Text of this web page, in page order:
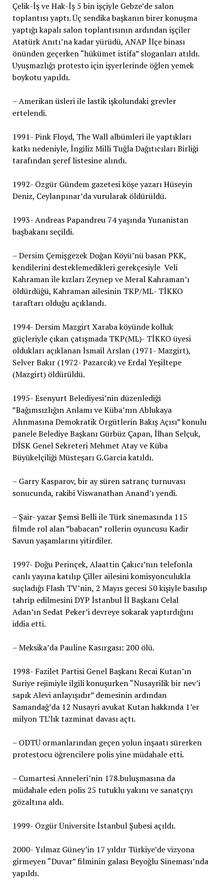
Çelik-İş ve Hak-İş 5 bin işçiyle Gebze’de salon
toplantısı yaptı. Üç sendika başkanın birer konuşma
yaptığı kapalı salon toplantısının ardından işçiler
Atatürk Anıtı’na kadar yürüdü, ANAP İlçe binası
önünden geçerken “hükümet istifa” sloganları atıldı.
Uyuşmazlığı protesto için işyerlerinde öğlen yemek
boykotu yapıldı.
– Amerikan üsleri ile lastik işkolundaki grevler
ertelendi.
1991- Pink Floyd, The Wall albümleri ile yaptıkları
katkı nedeniyle, İngiliz Milli Tuğla Dağıtıcıları Birliği
tarafından şeref listesine alındı.
1992- Özgür Gündem gazetesi köşe yazarı Hüseyin
Deniz, Ceylanpınar’da vurularak öldürüldü.
1993- Andreas Papandreu 74 yaşında Yunanistan
başbakanı seçildi.
– Dersim Çemişgezek Doğan Köyü’nü basan PKK,
kendilerini desteklemedikleri gerekçesiyle Veli
Kahraman ile kızları Zeynep ve Meral Kahraman’ı
öldürdüğü, Kahraman ailesinin TKP/ML- TİKKO
taraftarı olduğu açıklandı.
1994- Dersim Mazgirt Xaraba köyünde kolluk
güçleriyle çıkan çatışmada TKP(ML)- TİKKO üyesi
oldukları açıklanan İsmail Arslan (1971- Mazgirt),
Selver Bakır (1972- Pazarcık) ve Erdal Yeşiltepe
(Mazgirt) öldürüldü.
1995- Esenyurt Belediyesi’nin düzenlediği
”Bağımsızlığın Anlamı ve Küba’nın Ablukaya
Alınmasına Demokratik Örgütlerin Bakış Açısı” konulu
panele Belediye Başkanı Gürbüz Çapan, İlhan Selçuk,
DİSK Genel Sekreteri Mehmet Atay ve Küba
Büyükelçiliği Müsteşarı G.Garcia katıldı.
– Garry Kasparov, bir ay süren satranç turnuvası
sonucunda, rakibi Viswanathan Anand’ı yendi.
– Şair- yazar Şemsi Belli ile Türk sinemasında 115
filmde rol alan ”babacan” rollerin oyuncusu Kadir
Savun yaşamlarını yitirdiler.
1997- Doğu Perinçek, Alaattin Çakıcı’nın telefonla
canlı yayına katılıp Çiller ailesini komisyonculukla
suçladığı Flash TV’nin, 2 Mayıs gecesi 50 kişiyle basılıp
tahrip edilmesini DYP İstanbul İl Başkanı Celal
Adan’ın Sedat Peker’i devreye sokarak yaptırdığını
iddia etti.
– Meksika’da Pauline Kasırgası: 200 ölü.
1998- Fazilet Partisi Genel Başkanı Recai Kutan’ın
Suriye rejimiyle ilgili konuşurken “Nusayrilik bir nev’i
sapık Alevi anlayışıdır” demesinin ardından
Samandağ’da 12 Nusayri avukat Kutan hakkında 1’er
milyon TL’lık tazminat davası açtı.
– ODTÜ ormanlarından geçen yolun inşaatı sürerken
protestocu öğrencilere polis yine müdahale etti.
– Cumartesi Anneleri’nin 178.buluşmasına da
müdahale eden polis 25 tutuklu yakını ve sanatçıyı
gözaltına aldı.
1999- Özgür Üniversite İstanbul Şubesi açıldı.
2000- Yılmaz Güney’in 17 yıldır Türkiye’de vizyona
girmeyen “Duvar” filminin galası Beyoğlu Sineması’nda
yapıldı.